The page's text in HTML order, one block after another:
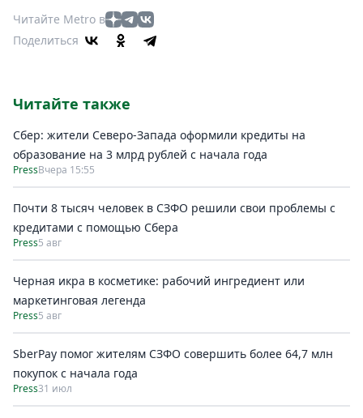
Читайте Metro в
Поделиться
Читайте также
Сбер: жители Северо-Запада оформили кредиты на
образование на 3 млрд рублей с начала года
PressВчера 15:55
Почти 8 тысяч человек в СЗФО решили свои проблемы с
кредитами с помощью Сбера
Press5 авг
Черная икра в косметике: рабочий ингредиент или
маркетинговая легенда
Press5 авг
SberPay помог жителям СЗФО совершить более 64,7 млн
покупок c начала года
Press31 июл